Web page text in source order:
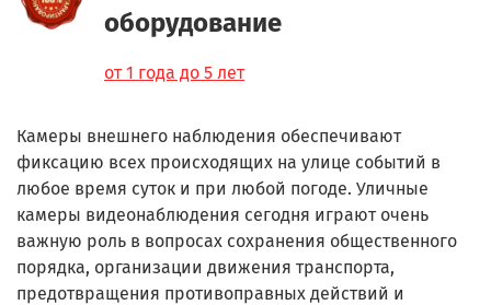
оборудование
от 1 года до 5 лет
Камеры внешнего наблюдения обеспечивают
фиксацию всех происходящих на улице событий в
любое время суток и при любой погоде. Уличные
камеры видеонаблюдения сегодня играют очень
важную роль в вопросах сохранения общественного
порядка, организации движения транспорта,
предотвращения противоправных действий и